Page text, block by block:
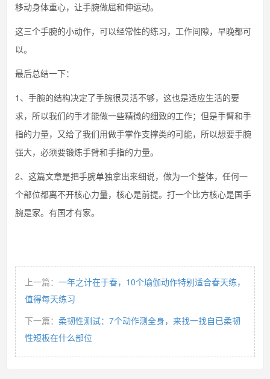
移动身体重心，让手腕做屈和伸运动。
这三个手腕的小动作，可以经常性的练习，工作间隙，早晚都可
以。
最后总结一下：
1、手腕的结构决定了手腕很灵活不够，这也是适应生活的要
求，所以我们的手才能做一些精微的细致的工作；但是手臂和手
指的力量，又给了我们用做手掌作支撑类的可能，所以想要手腕
强大，必须要锻炼手臂和手指的力量。
2、这篇文章是把手腕单独拿出来细说，做为一个整体，任何一
个部位都离不开核心力量，核心是前提。打一个比方核心是国手
腕是家。有国才有家。
上一篇： 一年之计在于春，10个瑜伽动作特别适合春天练，
值得每天练习
下一篇： 柔韧性测试：7个动作测全身，来找一找自已柔韧
性短板在什么部位